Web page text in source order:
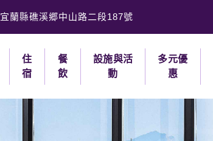
宜蘭縣礁溪郷中山路二段187號
住
宿
餐
飲
設施與活
動
多元優
惠